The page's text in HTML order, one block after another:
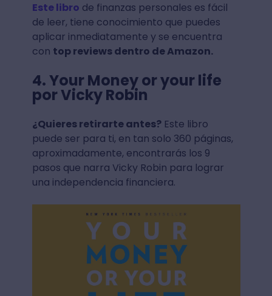
Este libro de finanzas personales es fácil
de leer, tiene conocimiento que puedes
aplicar inmediatamente y se encuentra
con top reviews dentro de Amazon.
4. Your Money or your life
por Vicky Robin
¿Quieres retirarte antes?Este libro
puede ser para ti, en tan solo 360 páginas,
aproximadamente, encontrarás los 9
pasos que narra Vicky Robin para lograr
una independencia financiera.